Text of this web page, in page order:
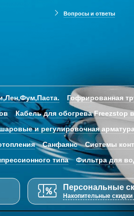
Вопросы и ответы
Гофрированная
Кабель для обогрева Freezstop
и регулировочная арматура
Санфаянс Системы
типа Фильтра для
Персональные
Накопительные скидки